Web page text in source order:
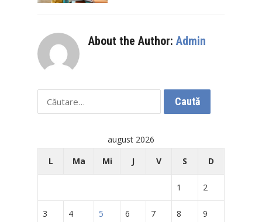
About the Author: Admin
Caută
după:
august 2026
L
Ma Mi J V S D
1 2
3 4 5 6 7 8 9